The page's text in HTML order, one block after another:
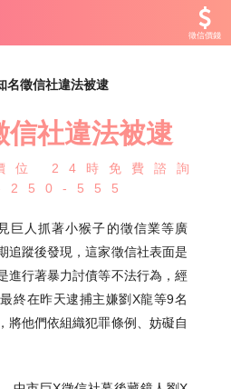
徵信價錢
名徵信社違法被逮
信社違法被逮
位 24時免費諮詢
250-555
巨人抓著小猴子的徵信業等廣
追蹤後發現，這家徵信社表面是
進行著暴力討債等不法行為，經
終在昨天逮捕主嫌劉X龍等9名
將他們依組織犯罪條例、妨礙自